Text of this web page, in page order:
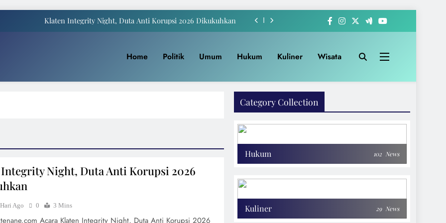
Klaten Integrity Night, Duta Anti Korupsi 2026 Dikukuhkan
Komite I DPD RI Muhdi: Pendidikan Harus Dinikmati Semua Masyarakat
Yaqowiyu, Menko Perekonomian Ikut Sebar Ribuan Apem
Komite I DPD RI Muhdi: Pendidikan Harus Dinikmati Semua Masyarakat
Home Politik Umum Hukum Kuliner Wisata
Night, Duta Anti Korupsi 2026
Ago 0 3 Mins
Acara Klaten Integrity Night, Duta Anti Korupsi 2026
Category Collection
Hukum 102 News
Kuliner 29 News